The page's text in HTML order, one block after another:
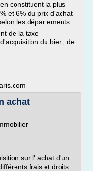
constituent la plus
et 6% du prix d'achat
les départements.
de la taxe
du bien, de
achat
sur l' achat d'un
frais et droits :